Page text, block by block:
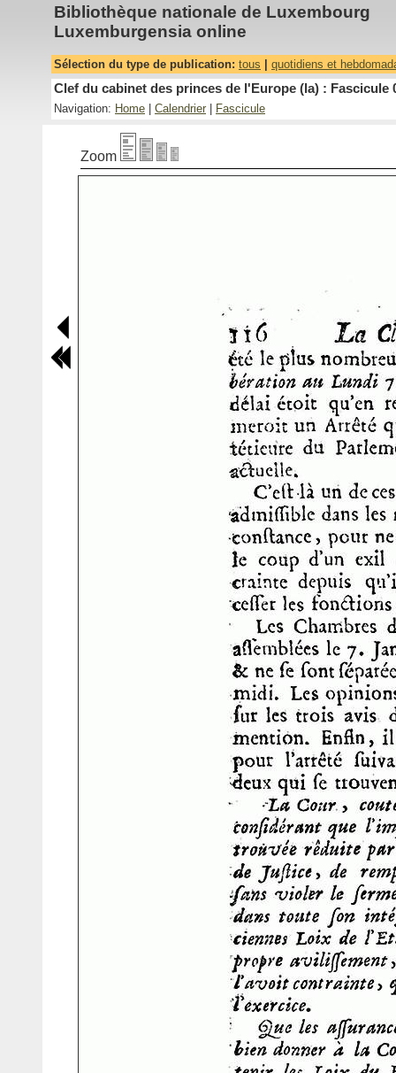
Bibliothèque nationale de Luxembourg
Luxemburgensia online
Sélection du type de publication: tous quotidiens et
Clef du cabinet des princes de l'Europe (la) : Fascicule
Navigation: Home Calendrier Fascicule
Zoom